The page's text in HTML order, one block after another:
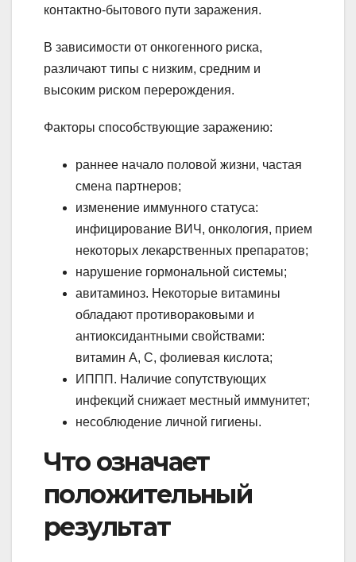
контактно-бытового пути заражения.
В зависимости от онкогенного риска,
различают типы с низким, средним и
высоким риском перерождения.
Факторы способствующие заражению:
раннее начало половой жизни, частая
смена партнеров;
изменение иммунного статуса:
инфицирование ВИЧ, онкология, прием
некоторых лекарственных препаратов;
нарушение гормональной системы;
авитаминоз. Некоторые витамины
обладают противораковыми и
антиоксидантными свойствами:
витамин А, С, фолиевая кислота;
ИППП. Наличие сопутствующих
инфекций снижает местный иммунитет;
несоблюдение личной гигиены.
Что означает
положительный
результат